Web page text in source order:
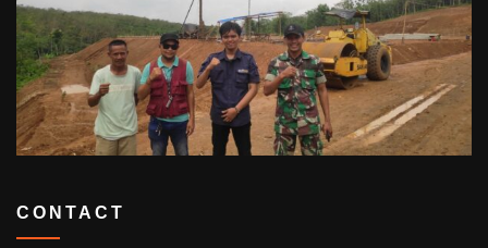
CONTACT